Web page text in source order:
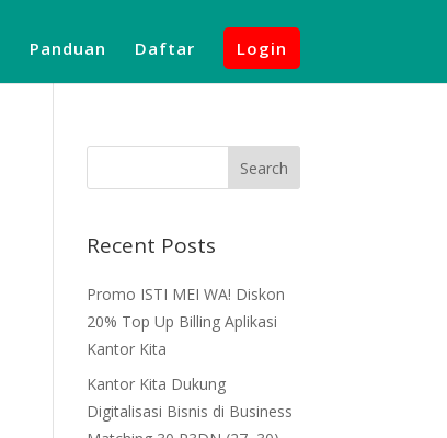
Panduan Daftar Login
Recent Posts
Promo ISTI MEI WA! Diskon
20% Top Up Billing Aplikasi
Kantor Kita
Kantor Kita Dukung
Digitalisasi Bisnis di Business